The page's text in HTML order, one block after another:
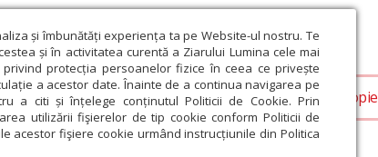
și îmbunătăți experiența ta pe Website-ul nostru. Te
și în activitatea curentă a Ziarului Lumina cele mai
privind protecția persoanelor fizice în ceea ce privește
a acestor date. Înainte de a continua navigarea pe
a citi și înțelege conținutul Politicii de Cookie. Prin
utilizării fişierelor de tip cookie conform Politicii de
acestor fişiere cookie urmând instrucțiunile din Politica
și Cultură Societate Opinii Filantropie